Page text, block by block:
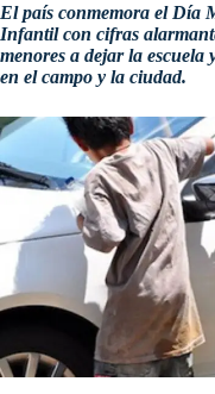
El país conmemora el Día
Infantil con cifras
menores a dejar la escuela
en el campo y la ciudad.